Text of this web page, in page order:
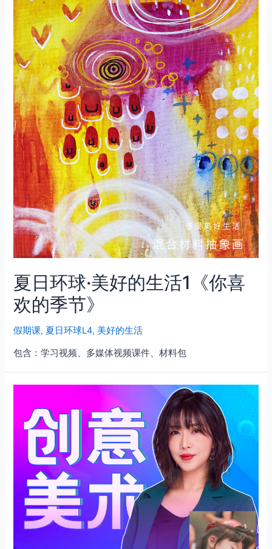
夏日环球·美好的生活1《你喜
欢的季节》
假期课, 夏日环球L4, 美好的生活
包含：学习视频、多媒体视频课件、材料包